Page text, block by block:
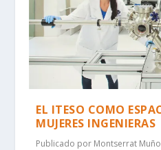
EL ITESO COMO
MUJERES INGENIERAS
Publicado por Montserrat